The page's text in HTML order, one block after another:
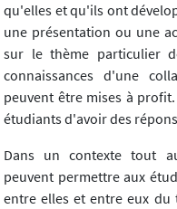
qu'elles et qu'ils ont
une présentation ou une
sur le thème particulier
connaissances d'une
peuvent être mises à
étudiants d'avoir des
Dans un contexte tout
peuvent permettre aux
entre elles et entre eux du